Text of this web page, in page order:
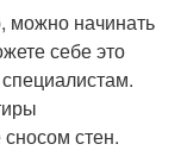
можно начинать
себе это
стен.